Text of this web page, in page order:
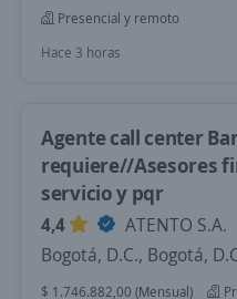
Presencial y remoto
Hace 3 horas
Agente call center
requiere//Asesores
servicio y pqr
4,4
ATENTO S.A.
Bogotá, D.C., Bogotá,
$ 1.746.882,00 (Mensual)